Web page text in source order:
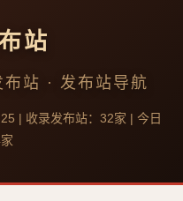
站
站 · 发布站导航
| 收录发布站：32家 | 今日